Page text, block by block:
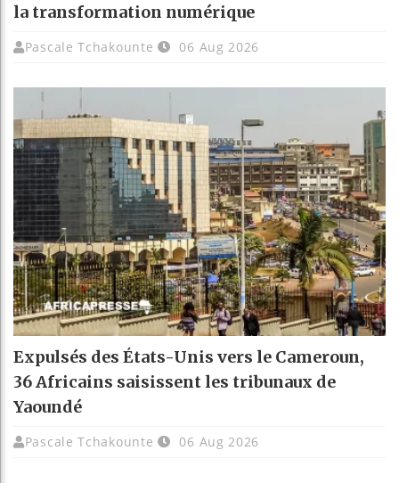
la transformation numérique
Pascale Tchakounte 06 Aug 2026
Expulsés des États-Unis vers le Cameroun,
36 Africains saisissent les tribunaux de
Yaoundé
Pascale Tchakounte 06 Aug 2026